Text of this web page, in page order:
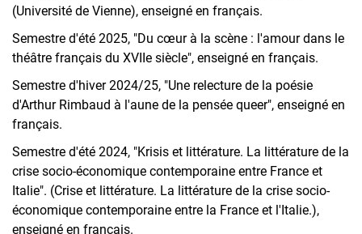
(Université de Vienne), enseigné en français.
Semestre d'été 2025, "Du cœur à la scène : l'amour dans le
théâtre français du XVIIe siècle", enseigné en français.
Semestre d'hiver 2024/25, "Une relecture de la poésie
d'Arthur Rimbaud à l'aune de la pensée queer", enseigné en
français.
Semestre d'été 2024, "Krisis et littérature. La littérature de la
crise socio-économique contemporaine entre France et
Italie". (Crise et littérature. La littérature de la crise socio-
économique contemporaine entre la France et l'Italie.),
enseigné en français.